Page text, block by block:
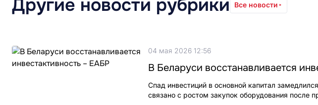
Другие новости рубрики Все новости
04 мая 2026 12:56
В Беларуси восстанавливается
Спад инвестиций в основной капитал
связано с ростом закупок оборудования после